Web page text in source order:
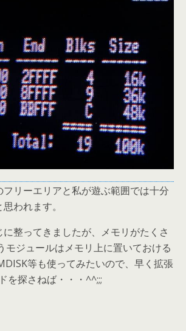
フリーエリアと私が遊ぶ範囲では十分
われます。
整ってきましたが、メモリがたくさ
モジュールはメモリ上に置いておける
等も使ってみたいので、早く拡張
を探さねば・・・^^;;;